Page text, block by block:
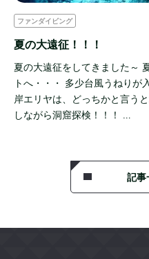
ファンダイビング
夏の大遠征！！！
夏の大遠征をしてきました～
トへ・・・ 多少台風うねりが
岸エリヤは、どっちかと言う
しながら洞窟探検！！！ …
記事